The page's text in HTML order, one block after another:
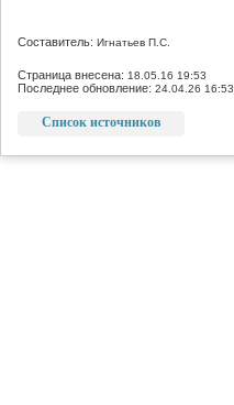
Составитель: Игнатьев П.С.
Страница внесена: 18.05.16 19:53
Последнее обновление: 24.04.26 16:53
Список источников